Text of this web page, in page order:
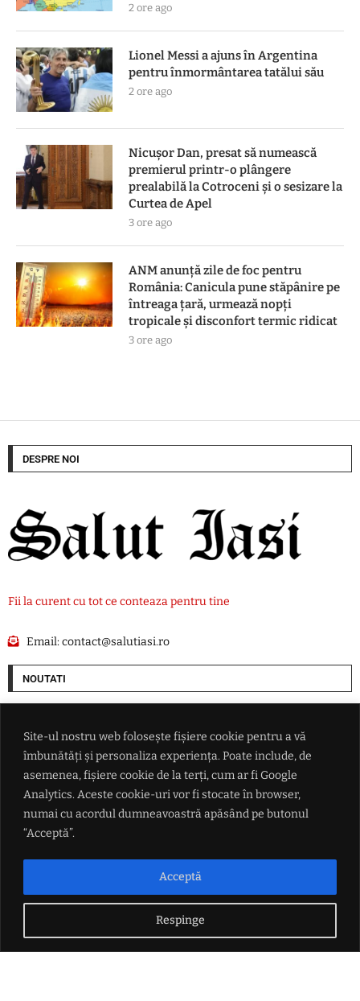
Site-ul nostru web folosește fișiere cookie pentru a vă
îmbunătăți și personaliza experiența. Poate include, de
asemenea, fișiere cookie de la terți, cum ar fi Google
Analytics. Aceste cookie-uri vor fi stocate în browser,
numai cu acordul dumneavoastră apăsând pe butonul
“Acceptă”.
Respinge
Acceptă
2 ore ago
Lionel Messi a ajuns în Argentina
pentru înmormântarea tatălui său
2 ore ago
Nicușor Dan, presat să numească
premierul printr-o plângere
prealabilă la Cotroceni și o sesizare la
Curtea de Apel
3 ore ago
ANM anunță zile de foc pentru
România: Canicula pune stăpânire pe
întreaga țară, urmează nopți
tropicale și disconfort termic ridicat
3 ore ago
DESPRE NOI
Fii la curent cu tot ce conteaza pentru tine
Email:contact@salutiasi.ro
NOUTATI
China se pregătește pentru taifunul Dolphin: peste 1.500 de zboruri
anulate și evacuări pe coasta de est
Lionel Messi a ajuns în Argentina pentru înmormântarea tatălui său
Nicușor Dan, presat să numească premierul printr-o plângere